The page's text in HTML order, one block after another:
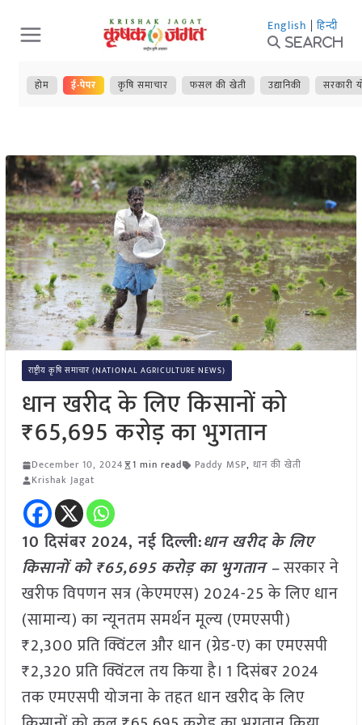
Skip
to
content
English | हिन्दी
Search
होम ई-पेपर कृषि समाचार फसल की खेती उद्यानिकी सरकारी
राष्ट्रीय कृषि समाचार (NATIONAL AGRICULTURE NEWS)
धान खरीद के लिए किसानों को
₹65,695 करोड़ का भुगतान
December 10, 2024 1 min read Paddy MSP, धान की खेती
Krishak Jagat
10 दिसंबर 2024, नई दिल्ली:धान खरीद के लिए
किसानों को ₹65,695 करोड़ का भुगतान –सरकार ने
खरीफ विपणन सत्र (केएमएस) 2024-25 के लिए धान
(सामान्य) का न्यूनतम समर्थन मूल्य (एमएसपी)
₹2,300 प्रति क्विंटल और धान (ग्रेड-ए) का एमएसपी
₹2,320 प्रति क्विंटल तय किया है। 1 दिसंबर 2024
तक एमएसपी योजना के तहत धान खरीद के लिए